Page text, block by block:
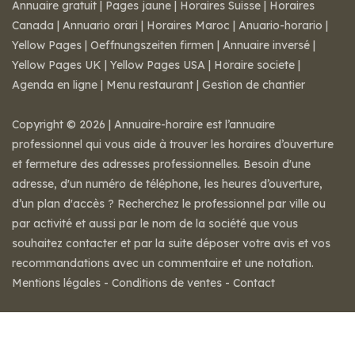
Annuaire gratuit | Pages jaune | Horaires Suisse | Horaires
Canada | Annuario orari | Horaires Maroc | Anuario-horario |
Yellow Pages | Oeffnungszeiten firmen | Annuaire inversé |
Yellow Pages UK | Yellow Pages USA | Horaire societe |
Agenda en ligne | Menu restaurant | Gestion de chantier
Copyright © 2026 | Annuaire-horaire est l’annuaire
professionnel qui vous aide à trouver les horaires d’ouverture
et fermeture des adresses professionnelles. Besoin d'une
adresse, d'un numéro de téléphone, les heures d’ouverture,
d’un plan d'accès ? Recherchez le professionnel par ville ou
par activité et aussi par le nom de la société que vous
souhaitez contacter et par la suite déposer votre avis et vos
recommandations avec un commentaire et une notation.
Mentions légales - Conditions de ventes - Contact